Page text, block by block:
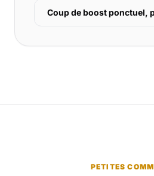
Coup de boost ponctuel,
PETITES